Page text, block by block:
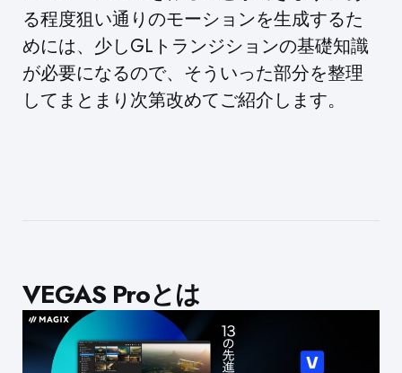
る程度狙い通りのモーションを生成するた
めには、少しGLトランジションの基礎知識
が必要になるので、そういった部分を整理
してまとまり次第改めてご紹介します。
VEGAS Proとは